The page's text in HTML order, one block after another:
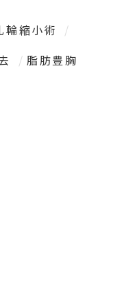
輪縮小術
脂肪豊胸